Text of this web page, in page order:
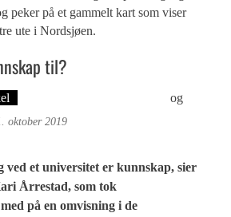
peker på et gammelt kart som viser
ute i Nordsjøen.
til?
og
oktober 2019
ved et universitet er kunnskap, sier
Årrestad, som tok
på en omvisning i de